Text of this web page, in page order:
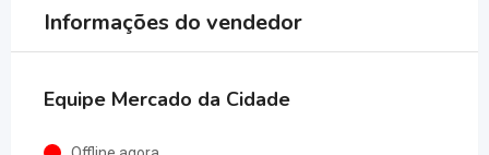
Informações do vendedor
Equipe Mercado da Cidade